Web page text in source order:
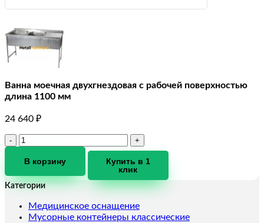
Ванна моечная двухгнездовая с рабочей поверхностью
длина 1100 мм
24 640 ₽
Количество
Ванна
двухгнездовая
рабочей
поверхностью
В корзину
Купить в 1
клик
Категории
Медицинское оснащение
Мусорные контейнеры классические